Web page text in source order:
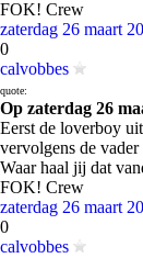
FOK! Crew
zaterdag 26 maart
0
calvobbes
quote:
Op zaterdag 26
Eerst de loverboy
vervolgens de
Waar haal jij dat
FOK! Crew
zaterdag 26 maart
0
calvobbes